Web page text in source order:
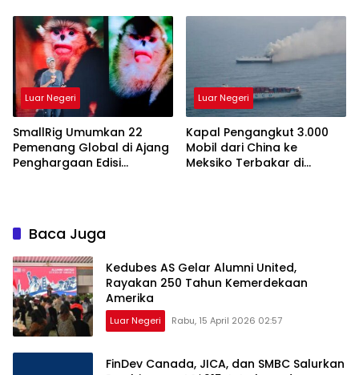
Luar Negeri
SmallRig Umumkan 22
Pemenang Global di Ajang
Penghargaan Edisi
Luar Negeri
Kapal Pengangkut 3.000
Mobil dari China ke
Meksiko Terbakar di
Baca Juga
Kedubes AS Gelar Alumni United,
Rayakan 250 Tahun Kemerdekaan
Amerika
Luar Negeri Rabu, 15 April 2026 02:57
FinDev Canada, JICA, dan SMBC Salurkan